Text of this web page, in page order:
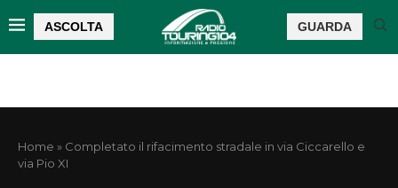
ASCOLTA GUARDA
Home » Completato il rifacimento stradale in via Ciccarello e
via Pio XI